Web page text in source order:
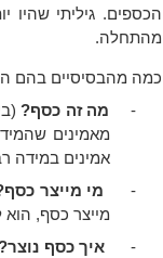
הכספים. גיליתי שהיו
מהתחלה.
כמה מהבסיסיים בהם
-
מה זה כסף?
מאמינים
אמינים במידה
-
מי מייצר
מייצר כסף, הוא
-
איך כסף